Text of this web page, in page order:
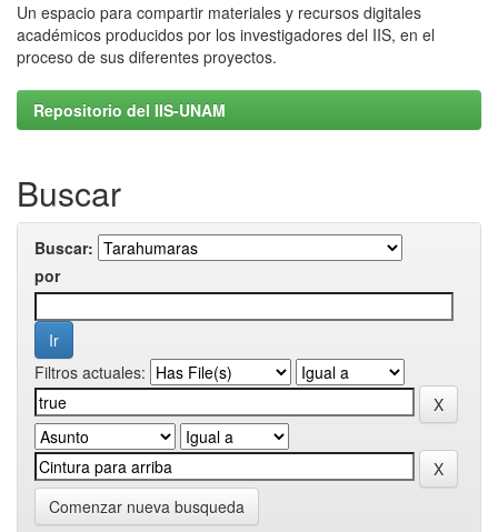
Un espacio para compartir materiales y recursos digitales
académicos producidos por los investigadores del IIS, en el
proceso de sus diferentes proyectos.
Repositorio del IIS-UNAM
Buscar
Buscar:
por
Filtros actuales:
Comenzar nueva busqueda